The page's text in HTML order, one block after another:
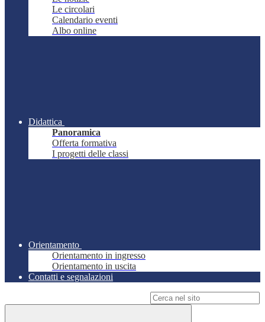
Le circolari
Calendario eventi
Albo online
Didattica
Panoramica
Offerta formativa
I progetti delle classi
Orientamento
Orientamento in ingresso
Orientamento in uscita
Contatti e segnalazioni